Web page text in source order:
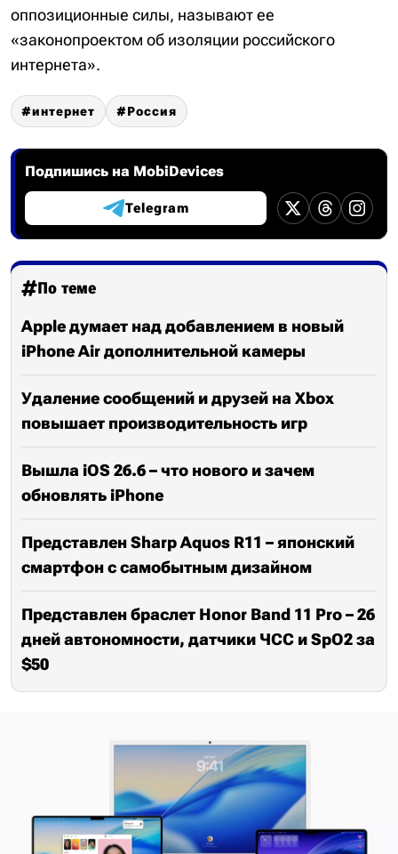
оппозиционные силы, называют ее
«законопроектом об изоляции российского
интернета».
интернет Россия
Подпишись на MobiDevices
Telegram
По теме
Apple думает над добавлением в новый
iPhone Air дополнительной камеры
Удаление сообщений и друзей на Xbox
повышает производительность игр
Вышла iOS 26.6 – что нового и зачем
обновлять iPhone
Представлен Sharp Aquos R11 – японский
смартфон с самобытным дизайном
Представлен браслет Honor Band 11 Pro – 26
дней автономности, датчики ЧСС и SpO2 за
$50